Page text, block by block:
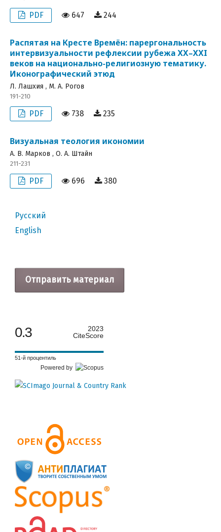
PDF 647 244
Распятая на Кресте Времён: парергональность
интервизуальности рефлексии рубежа XX–XXI
веков на национально-религиозную тематику.
Иконографический этюд
Л. Лашхия , М. А. Рогов
191-210
PDF 738 235
Визуальная теология икономии
А. В. Марков , О. А. Штайн
211-231
PDF 696 380
Русский
English
Отправить материал
0.3
2023
CiteScore
51-й процентиль
Powered by